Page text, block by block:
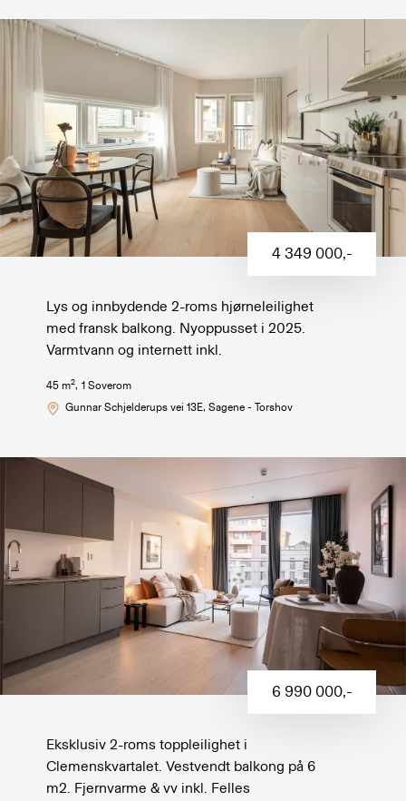
4 349 000,-
Lys og innbydende 2-roms hjørneleilighet
med fransk balkong. Nyoppusset i 2025.
Varmtvann og internett inkl.
45 m2, 1 Soverom
Gunnar Schjelderups vei 13E, Sagene - Torshov
6 990 000,-
Eksklusiv 2-roms toppleilighet i
Clemenskvartalet. Vestvendt balkong på 6
m2. Fjernvarme & vv inkl. Felles